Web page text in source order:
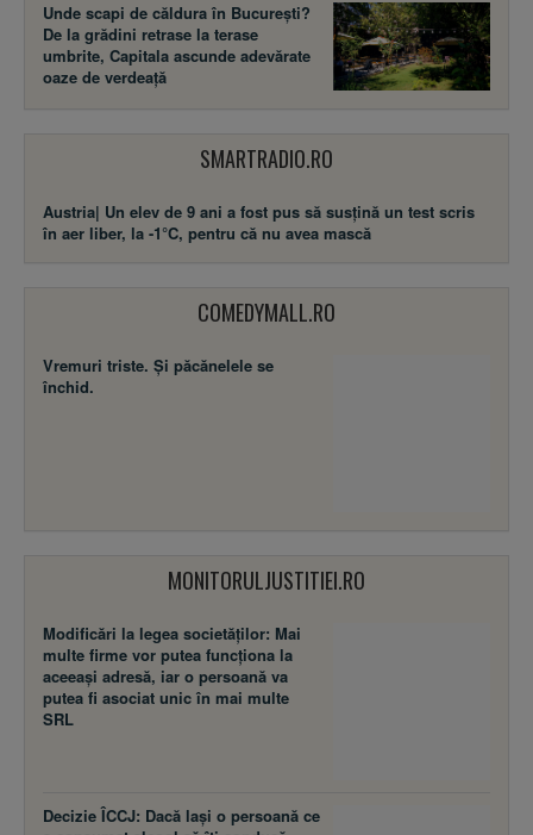
Unde scapi de căldura în București?
De la grădini retrase la terase
umbrite, Capitala ascunde adevărate
oaze de verdeață
SMARTRADIO.RO
Austria| Un elev de 9 ani a fost pus să susţină un test scris
în aer liber, la -1°C, pentru că nu avea mască
COMEDYMALL.RO
Vremuri triste. Şi păcănelele se
închid.
MONITORULJUSTITIEI.RO
Modificări la legea societăţilor: Mai
multe firme vor putea funcţiona la
aceeaşi adresă, iar o persoană va
putea fi asociat unic în mai multe
SRL
Decizie ÎCCJ: Dacă laşi o persoană ce